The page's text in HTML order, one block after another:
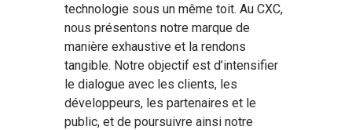
technologie sous un même toit. Au CXC,
nous présentons notre marque de
manière exhaustive et la rendons
tangible. Notre objectif est d’intensifier
le dialogue avec les clients, les
développeurs, les partenaires et le
public, et de poursuivre ainsi notre